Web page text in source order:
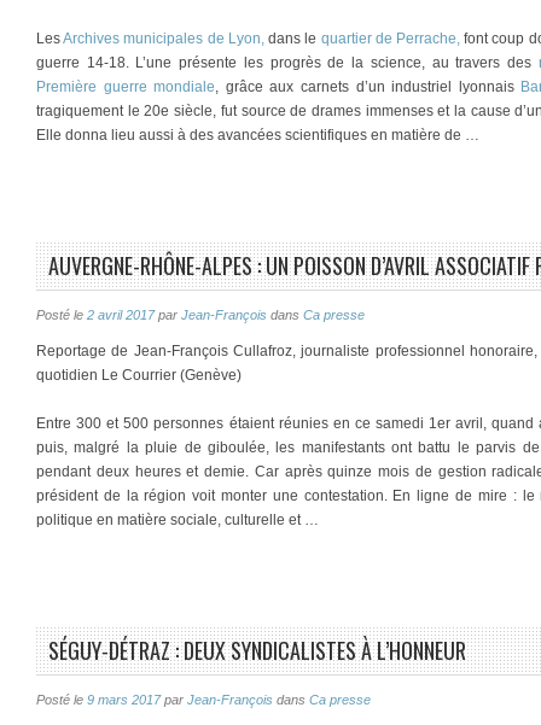
LesArchives municipales de Lyon,dans le quartier de Perrache,font coup
guerre 14-18. L’une présente les progrès de la science, au travers des
Première guerre mondiale, grâce aux carnets d’un industriel lyonnais
tragiquement le 20e siècle, fut source de drames immenses et la cause
Elle donna lieu aussi à des avancées scientifiques en matière de …
AUVERGNE-RHÔNE-ALPES : UN POISSON D’AVRIL
Posté le 2 avril 2017 par Jean-François dans Ca presse
Reportage de Jean-François Cullafroz, journaliste professionnel
quotidien Le Courrier (Genève)
Entre 300 et 500 personnes étaient réunies en ce samedi 1er avril,
puis, malgré la pluie de giboulée, les manifestants ont battu le parvis
pendant deux heures et demie. Car après quinze mois de gestion
président de la région voit monter une contestation. En ligne de mire :
politique en matière sociale, culturelle et …
SÉGUY-DÉTRAZ : DEUX SYNDICALISTES À L’HONNEUR
Posté le 9 mars 2017 par Jean-François dans Ca presse